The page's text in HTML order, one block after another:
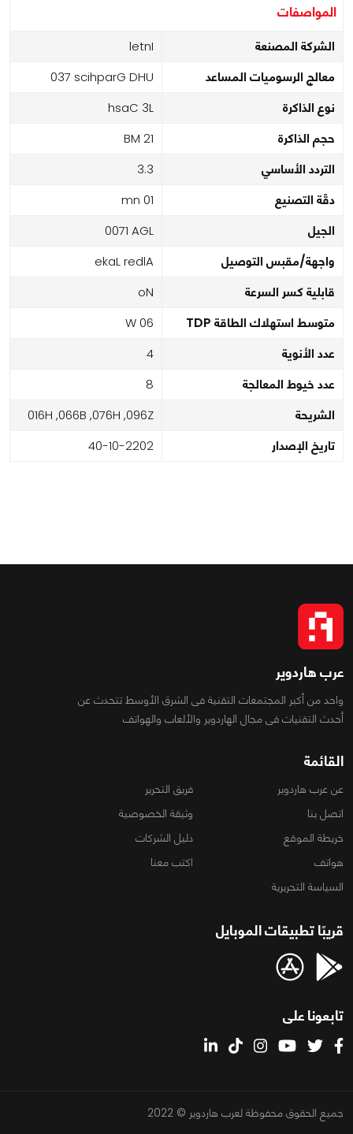
المواصفات
الشركة المصنعة Intel
معالج الرسوميات المساعد UHD Graphics 730
نوع الذاكرة L3 Cash
حجم الذاكرة 12 MB
التردد الأساسي 3.3
دقّة التصنيع 10 nm
الجيل LGA 1700
واجهة/مقبس التوصيل Alder Lake
قابلية كسر السرعة No
متوسط استهلاك الطاقة TDP 60 W
عدد الأنوية 4
عدد خيوط المعالجة 8
الشريحة Z690, H670, B660, H610
تاريخ الإصدار 2022-01-04
عرب هاردوير
واحد من أكبر المجتمعات التقنية فى الشرق الأوسط تتحدث عن
أحدث التقنيات فى مجال الهاردوير والألعاب والهواتف
القائمة
عن عرب هاردوير
فريق التحرير
اتصل بنا
وثيقة الخصوصية
خريطة الموقع
دليل الشركات
هواتف
اكتب معنا
السياسة التحريرية
قريبًا تطبيقات الموبايل
تابعونا على
جميع الحقوق محفوظة لعرب هاردوير © 2022